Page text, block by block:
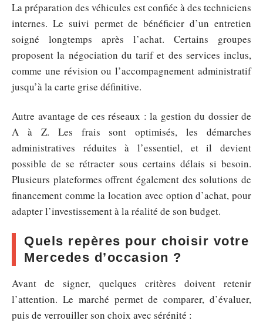
La préparation des véhicules est confiée à des techniciens
internes. Le suivi permet de bénéficier d’un entretien
soigné longtemps après l’achat. Certains groupes
proposent la négociation du tarif et des services inclus,
comme une révision ou l’accompagnement administratif
jusqu’à la carte grise définitive.
Autre avantage de ces réseaux : la gestion du dossier de
A à Z. Les frais sont optimisés, les démarches
administratives réduites à l’essentiel, et il devient
possible de se rétracter sous certains délais si besoin.
Plusieurs plateformes offrent également des solutions de
financement comme la location avec option d’achat, pour
adapter l’investissement à la réalité de son budget.
Quels repères pour choisir votre
Mercedes d’occasion ?
Avant de signer, quelques critères doivent retenir
l’attention. Le marché permet de comparer, d’évaluer,
puis de verrouiller son choix avec sérénité :